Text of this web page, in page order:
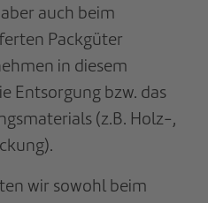
auch beim
Packgüter
in diesem
Entsorgung bzw. das
(z.B. Holz-,
wir sowohl beim